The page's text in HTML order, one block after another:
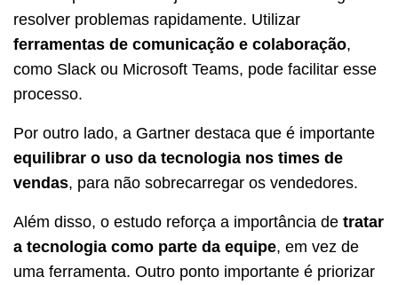
resolver problemas rapidamente. Utilizar
ferramentas de comunicação e colaboração,
como Slack ou Microsoft Teams, pode facilitar esse
processo.
Por outro lado, a Gartner destaca que é importante
equilibrar o uso da tecnologia nos times de
vendas, para não sobrecarregar os vendedores.
Além disso, o estudo reforça a importância de tratar
a tecnologia como parte da equipe, em vez de
uma ferramenta. Outro ponto importante é priorizar